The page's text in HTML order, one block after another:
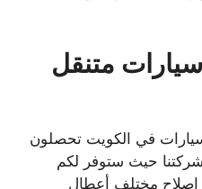
متنقل
في الكويت تحصلون
حيث ستوفر لكم
اصلاح مختلف أعطال